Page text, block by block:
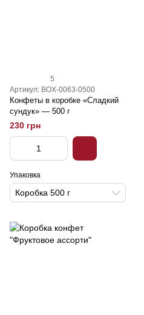
5
Артикул: BOX-0063-0500
Конфеты в коробке «Сладкий
сундук» — 500 г
230 грн
Упаковка
Коробка 500 г